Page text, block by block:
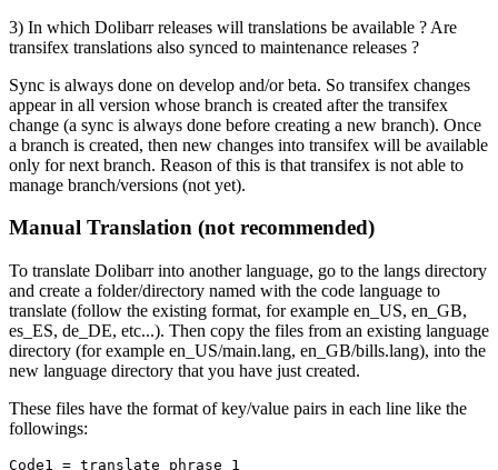
3) In which Dolibarr releases will translations be available ? Are
transifex translations also synced to maintenance releases ?
Sync is always done on develop and/or beta. So transifex changes
appear in all version whose branch is created after the transifex
change (a sync is always done before creating a new branch). Once
a branch is created, then new changes into transifex will be available
only for next branch. Reason of this is that transifex is not able to
manage branch/versions (not yet).
Manual Translation (not recommended)
To translate Dolibarr into another language, go to the langs directory
and create a folder/directory named with the code language to
translate (follow the existing format, for example en_US, en_GB,
es_ES, de_DE, etc...). Then copy the files from an existing language
directory (for example en_US/main.lang, en_GB/bills.lang), into the
new language directory that you have just created.
These files have the format of key/value pairs in each line like the
followings:
Code1 = translate phrase 1